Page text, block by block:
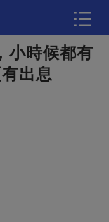
小時候都有
出息